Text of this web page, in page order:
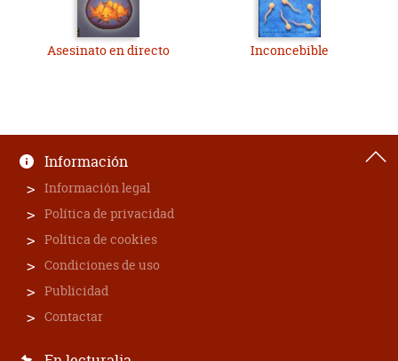
Asesinato en directo Inconcebible
Información
Información legal
Política de privacidad
Política de cookies
Condiciones de uso
Publicidad
Contactar